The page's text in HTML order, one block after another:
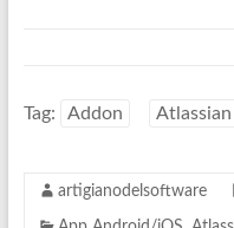
Tag: Addon Atlassian
artigianodelsoftware